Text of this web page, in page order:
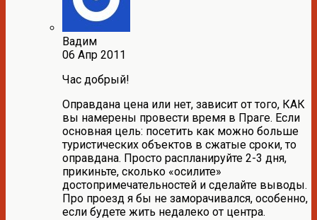
Вадим
06 Апр 2011
Час добрый!
Оправдана цена или нет, зависит от того, КАК
вы намерены провести время в Праге. Если
основная цель: посетить как можно больше
туристических объектов в сжатые сроки, то
оправдана. Просто распланируйте 2-3 дня,
прикиньте, сколько «осилите»
достопримечательностей и сделайте выводы.
Про проезд я бы не заморачивался, особенно,
если будете жить недалеко от центра.